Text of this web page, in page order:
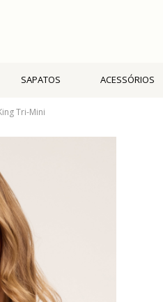
SAPATOS ACESSÓRIOS
Tri-Mini